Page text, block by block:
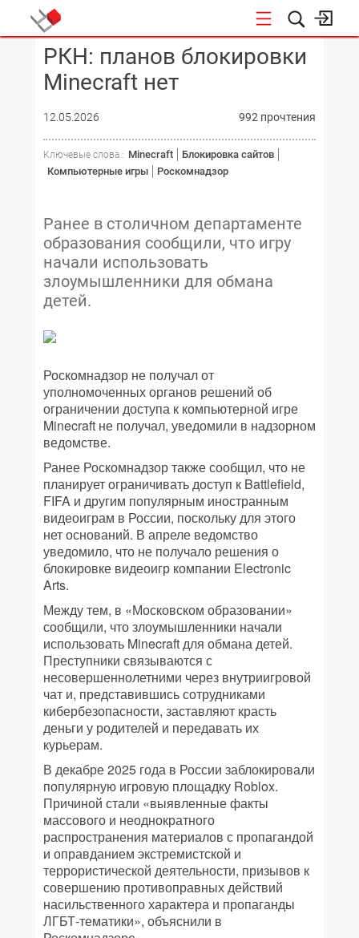
КОНФЕРЕНЦИИ
РКН: планов блокировки
Minecraft нет
12.05.2026 992 прочтения
Ключевые слова : Minecraft
Блокировка сайтов
Компьютерные игры
Роскомнадзор
Ранее в столичном департаменте
образования сообщили, что игру
начали использовать
злоумышленники для обмана
детей.
Роскомнадзор не получал от
уполномоченных органов решений об
ограничении доступа к компьютерной игре
Minecraft не получал, уведомили в надзорном
ведомстве.
Ранее Роскомнадзор также сообщил, что не
планирует ограничивать доступ к Battlefield,
FIFA и другим популярным иностранным
видеоиграм в России, поскольку для этого
нет оснований. В апреле ведомство
уведомило, что не получало решения о
блокировке видеоигр компании Electronic
Arts.
Между тем, в «Московском образовании»
сообщили, что злоумышленники начали
использовать Minecraft для обмана детей.
Преступники связываются с
несовершеннолетними через внутриигровой
чат и, представившись сотрудниками
кибербезопасности, заставляют красть
деньги у родителей и передавать их
курьерам.
В декабре 2025 года в России заблокировали
популярную игровую площадку Roblox.
Причиной стали «выявленные факты
массового и неоднократного
распространения материалов с пропагандой
и оправданием экстремистской и
террористической деятельности, призывов к
совершению противоправных действий
насильственного характера и пропаганды
ЛГБТ-тематики», объяснили в